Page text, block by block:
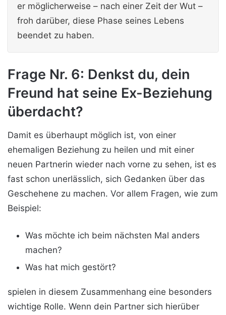
er möglicherweise – nach einer Zeit der Wut –
froh darüber, diese Phase seines Lebens
beendet zu haben.
Frage Nr. 6: Denkst du, dein
Freund hat seine Ex-Beziehung
überdacht?
Damit es überhaupt möglich ist, von einer
ehemaligen Beziehung zu heilen und mit einer
neuen Partnerin wieder nach vorne zu sehen, ist es
fast schon unerlässlich, sich Gedanken über das
Geschehene zu machen. Vor allem Fragen, wie zum
Beispiel:
Was möchte ich beim nächsten Mal anders
machen?
Was hat mich gestört?
spielen in diesem Zusammenhang eine besonders
wichtige Rolle. Wenn dein Partner sich hierüber